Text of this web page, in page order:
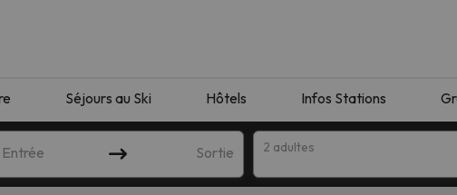
Séjours au Ski Hôtels Infos Stations
Entrée Sortie 2 adultes